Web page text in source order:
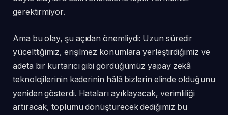
gerektirmiyor.
Ama bu olay, şu açıdan önemliydi: Uzun süredir
yücelttiğimiz, erişilmez konumlara yerleştirdiğimiz ve
adeta bir kurtarıcı gibi gördüğümüz yapay zekâ
teknolojilerinin kaderinin hâlâ bizlerin elinde olduğunu
yeniden gösterdi. Hataları ayıklayacak, verimliliği
artıracak, toplumu dönüştürecek dediğimiz bu